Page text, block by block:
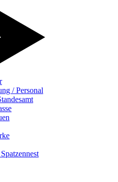
/ Personal